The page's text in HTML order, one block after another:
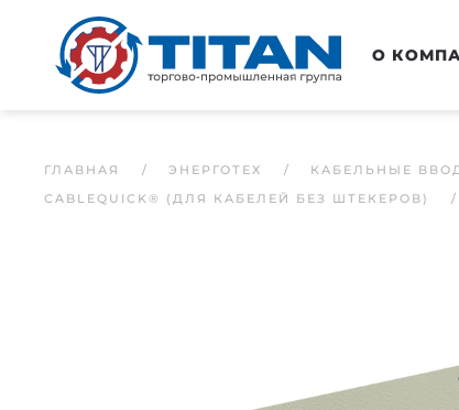
Перейти к основному содержанию О
ГЛАВНАЯ ЭНЕРГОТЕХ КАБЕЛЬНЫЕ
CABLEQUICK® (ДЛЯ КАБЕЛЕЙ БЕЗ ШТЕКЕРОВ)